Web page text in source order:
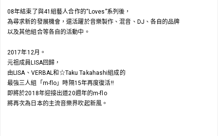
08年結束了與41組藝人合作的“Loves”系列後，
為尋求新的發展機會，還活躍於音樂製作、混音、DJ、各自的品牌
以及其他組合等各自的活動中。
2017年12月。
元祖成員LISA回歸，
由LISA、VERBAL和☆Taku Takahashi組成的
最強三人組「m-flo」時隔15年再度復活!!
即將於2018年迎接出道20週年的m-flo
將再次為日本的主流音樂界吹起新風。